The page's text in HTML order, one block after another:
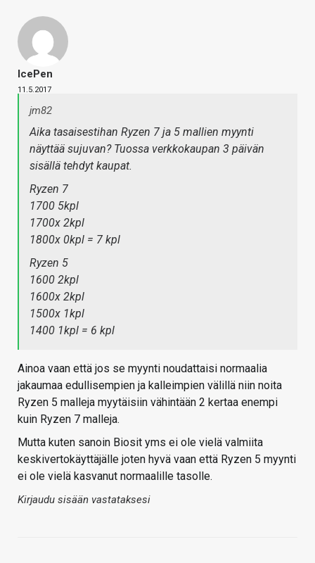
IcePen
11.5.2017
jm82
Aika tasaisestihan Ryzen 7 ja 5 mallien myynti
näyttää sujuvan? Tuossa verkkokaupan 3 päivän
sisällä tehdyt kaupat.
Ryzen 7
1700 5kpl
1700x 2kpl
1800x 0kpl = 7 kpl
Ryzen 5
1600 2kpl
1600x 2kpl
1500x 1kpl
1400 1kpl = 6 kpl
Ainoa vaan että jos se myynti noudattaisi normaalia
jakaumaa edullisempien ja kalleimpien välillä niin noita
Ryzen 5 malleja myytäisiin vähintään 2 kertaa enempi
kuin Ryzen 7 malleja.
Mutta kuten sanoin Biosit yms ei ole vielä valmiita
keskivertokäyttäjälle joten hyvä vaan että Ryzen 5 myynti
ei ole vielä kasvanut normaalille tasolle.
Kirjaudu sisään vastataksesi